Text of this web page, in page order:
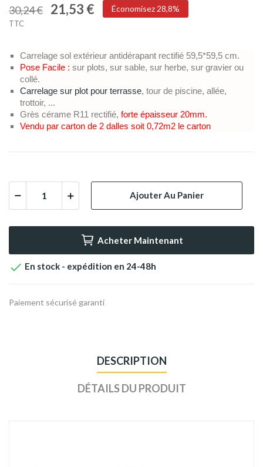
30,24 € 21,53 € Économisez 28,8%
TTC
Carrelage sol extérieur antidérapant rectifié 59,5*59,5 cm.
Pose Facile : sur plots, sur sable, sur herbe, sur gravier ou
collé.
Carrelage sur plot pour terrasse, tour de piscine, allée,
trottoir, ...
Grès cérame R11 rectifié,forte épaisseur 20mm.
Vendu par carton de 2 dalles soit 0,72m2 le carton
Ajouter Au Panier
Acheter Maintenant
 En stock - expédition en 24-48h
Paiement sécurisé garanti
DESCRIPTION
DÉTAILS DU PRODUIT